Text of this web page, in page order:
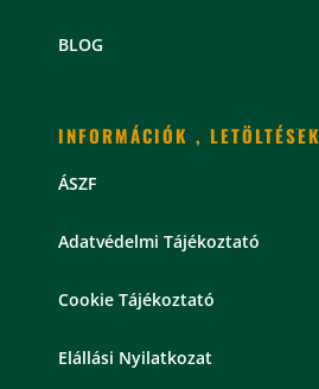
BLOG
INFORMÁCIÓK , LETÖLTÉSEK
ÁSZF
Adatvédelmi Tájékoztató
Cookie Tájékoztató
Elállási Nyilatkozat